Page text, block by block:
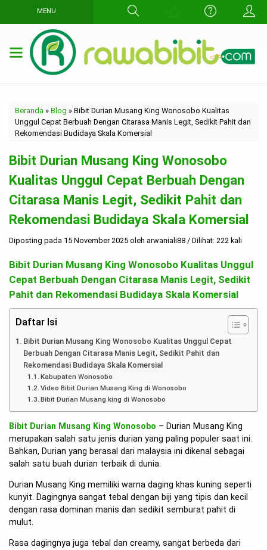
MENU
Beranda » Blog » Bibit Durian Musang King Wonosobo Kualitas
Unggul Cepat Berbuah Dengan Citarasa Manis Legit, Sedikit Pahit dan
Rekomendasi Budidaya Skala Komersial
Bibit Durian Musang King Wonosobo
Kualitas Unggul Cepat Berbuah Dengan
Citarasa Manis Legit, Sedikit Pahit dan
Rekomendasi Budidaya Skala Komersial
Diposting pada 15 November 2025 oleh arwaniali88 / Dilihat: 222 kali
Bibit Durian Musang King Wonosobo Kualitas Unggul
Cepat Berbuah Dengan Citarasa Manis Legit, Sedikit
Pahit dan Rekomendasi Budidaya Skala Komersial
Daftar Isi
Bibit Durian Musang King Wonosobo Kualitas Unggul Cepat
Berbuah Dengan Citarasa Manis Legit, Sedikit Pahit dan
Rekomendasi Budidaya Skala Komersial
Kabupaten Wonosobo
Video Bibit Durian Musang King di Wonosobo
Bibit Durian Musang king di Wonosobo
Bibit Durian Musang King Wonosobo – Durian Musang King
merupakan salah satu jenis durian yang paling populer saat ini.
Bahkan, Durian yang berasal dari malaysia ini dikenal sebagai
salah satu buah durian terbaik di dunia.
Durian Musang King memiliki warna daging khas kuning seperti
kunyit. Dagingnya sangat tebal dengan biji yang tipis dan kecil
dengan rasa dominan manis dan sedikit semburat pahit di
mulut.
Rasa dagingnya juga tebal dan creamy, sangat berbeda dari